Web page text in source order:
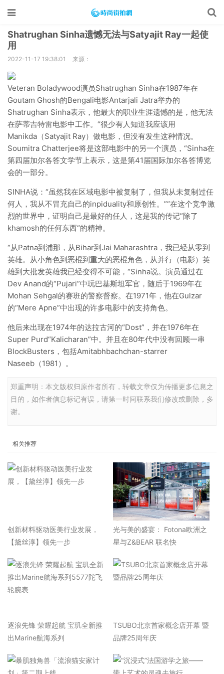
Shatrughan Sinha遗憾无法与Satyajit Ray一起使
用
2022-11-17 19:38:01 来源：
Veteran Boladywood演员Shatrughan Sinha在1987年在
Goutam Ghosh的Bengali电影Antarjali Jatra举办的
Shatrughan Sinha表示，他最大的职业生涯遗憾的是，他无法
在萨蒂吉特雷电影中工作。“很少有人知道我应该用
Manikda（Satyajit Ray）做电影，但没有发生这种情况。
Soumitra Chatterjee将是这部电影中的另一个演员，“Sinha在
第四届加尔各答文学节上表示，这是第41届国际加尔各答博览
会的一部分。
SINHA说：“虽然我在区域电影中被复制了，但我从未复制过任
何人，我从不冒充自己的inpiduality和原创性。”“在这个竞争激
烈的世界中，证明自己是最好的任人，这是我的传记”除了
khamosh的任何东西“的精神。
“从Patna到浦那，从Bihar到Jai Maharashtra，我已经从零到
英雄。从小角色到恶棍到重大的恶棍角色，从并行（电影）英
雄到大批发英雄我已经变得不可能，“Sinha说。演员通过在
Dev Anand的“Pujari”中玩巴基斯坦军官，随后于1969年在
Mohan Sehgal的赛班的警察督察。在1971年，他在Gulzar
的“Mere Apne”中出现的许多电影中的支持角色。
他后来出现在1974年的达拉古河的“Dost”，并在1976年在
Super Purd“Kalicharan”中。并且在80年代中没有回顾一串
BlockBusters，包括Amitabhbachchan-starrer
Naseeb（1981）。
郑重声明：本文版权归原作者所有，转载文章仅为传播更多信息之
目的，如作者信息标记有误，请第一时间联系我们修改或删除，多
谢。
相关推荐
​创新材料驱动医美行业发展，
【黛丝淳】领先一步
光与美的盛宴： Fotona欧洲之
星与Z&BEAR 联名快
逐浪先锋 荣耀起航 宝玑全新推
出Marine航海系列
TSUBO北京首家概念店开幕 暨
品牌25周年庆